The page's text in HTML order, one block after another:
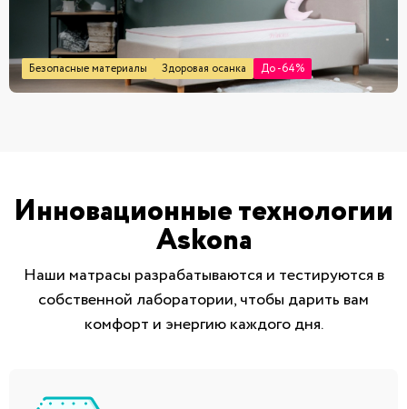
Безопасные материалы Здоровая осанка До -64%
Инновационные технологии
Askona
Наши матрасы разрабатываются и тестируются в
собственной лаборатории, чтобы дарить вам
комфорт и энергию каждого дня.